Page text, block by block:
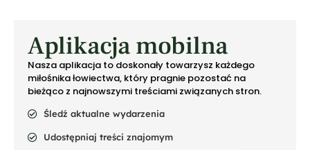
Aplikacja mobilna
Nasza aplikacja to doskonały towarzysz każdego
miłośnika łowiectwa, który pragnie pozostać na
bieżąco z najnowszymi treściami związanych stron.
Śledź aktualne wydarzenia
Udostępniaj treści znajomym